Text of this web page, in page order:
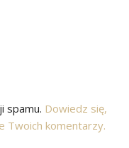
spamu. Dowiedz się,
Twoich komentarzy.